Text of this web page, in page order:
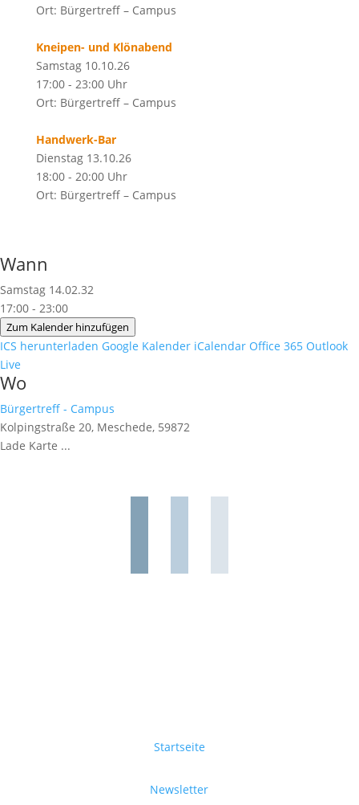
Ort: Bürgertreff – Campus
Kneipen- und Klönabend
Samstag 10.10.26
17:00 - 23:00 Uhr
Ort: Bürgertreff – Campus
Handwerk-Bar
Dienstag 13.10.26
18:00 - 20:00 Uhr
Ort: Bürgertreff – Campus
Wann
Samstag 14.02.32
17:00 - 23:00
Zum Kalender hinzufügen
ICS herunterladen Google Kalender iCalendar Office 365 Outlook
Live
Wo
Bürgertreff - Campus
Kolpingstraße 20, Meschede, 59872
Lade Karte ...
Startseite
Newsletter